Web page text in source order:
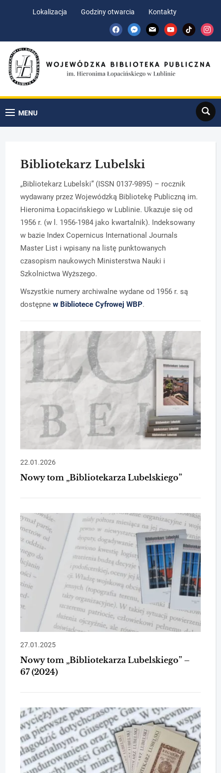
Lokalizacja Godziny otwarcia
Kontakty
facebookmessenger
mail youtubetiktok
MENU
Search
Bibliotekarz Lubelski
„Bibliotekarz Lubelski” (ISSN 0137-9895) – rocznik
wydawany przez Wojewódzką Bibliotekę Publiczną im.
Hieronima Łopacińskiego w Lublinie. Ukazuje się od
1956 r. (w l. 1956-1984 jako kwartalnik). Indeksowany
w bazie Index Copernicus International Journals
Master List i wpisany na listę punktowanych
czasopism naukowych Ministerstwa Nauki i
Szkolnictwa Wyższego.
Wszystkie numery archiwalne wydane od 1956 r. są
dostępnew Bibliotece Cyfrowej WBP.
22.01.2026
Nowy tom „Bibliotekarza Lubelskiego”
27.01.2025
Nowy tom „Bibliotekarza Lubelskiego” –
67 (2024)